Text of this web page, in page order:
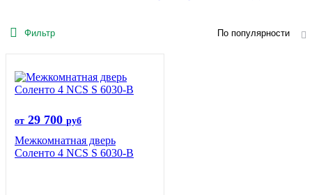
Фильтр По популярности
от 29 700 руб
Межкомнатная дверь
Соленто 4 NCS S 6030-B